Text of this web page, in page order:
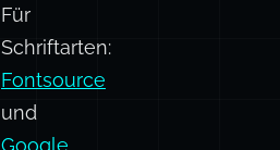
Free
und
Humaaans.
Für
Schriftarten: